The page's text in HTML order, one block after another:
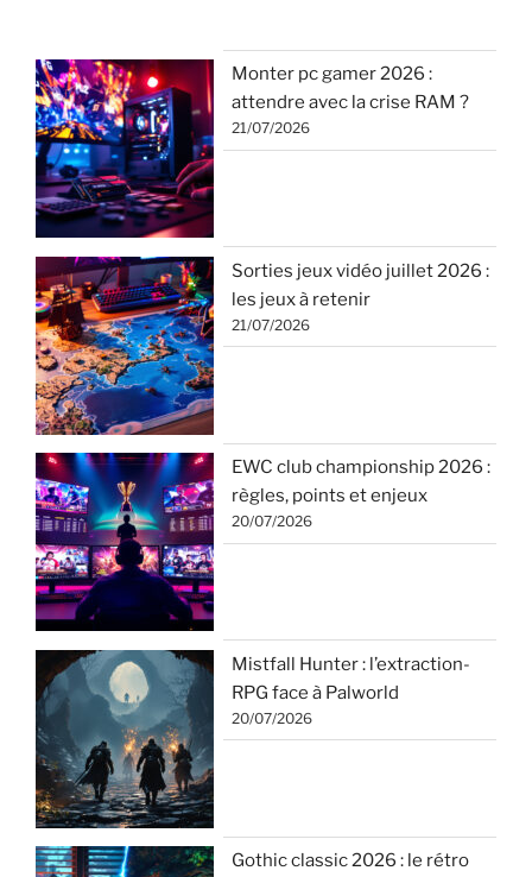
Monter pc gamer 2026 :
attendre avec la crise RAM ?
21/07/2026
Sorties jeux vidéo juillet 2026 :
les jeux à retenir
21/07/2026
EWC club championship 2026 :
règles, points et enjeux
20/07/2026
Mistfall Hunter : l’extraction-
RPG face à Palworld
20/07/2026
Gothic classic 2026 : le rétro